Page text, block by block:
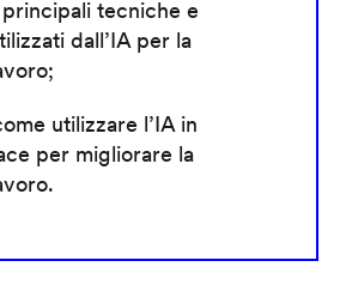
tecniche e
dall’IA per la
utilizzare l’IA in
per migliorare la